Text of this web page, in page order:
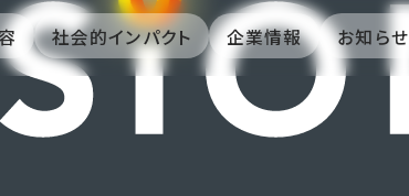
社会的インパクト 企業情報 お知らせ